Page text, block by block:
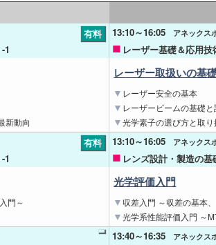
有料
1
新動向
有料
1
門～
13:10～16:05 アネック
レーザー基礎＆応用
レーザー取扱いの基
レーザー安全の基本
レーザービームの基礎と
光学素子の選び方と取
13:10～16:05 アネック
レンズ設計・製造の
光学評価入門
収差入門 ～収差の基本
光学系性能評価入門 ～
13:40～16:35 アネック